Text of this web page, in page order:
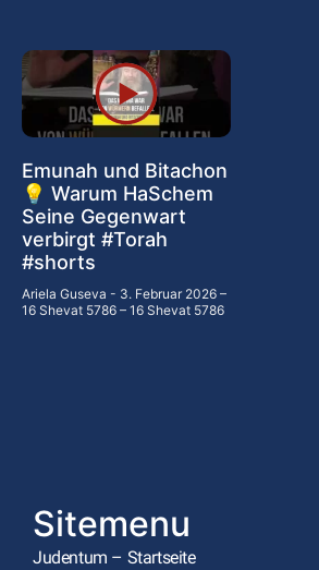
Emunah und Bitachon
💡 Warum HaSchem
Seine Gegenwart
verbirgt #Torah
#shorts
Ariela Guseva
3. Februar 2026 –
16 Shevat 5786 – 16 Shevat 5786
Sitemenu
Judentum – Startseite